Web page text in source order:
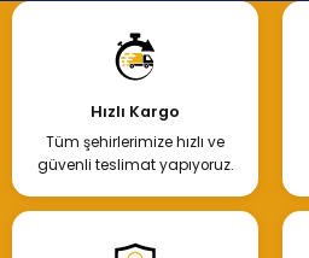
Hızlı Kargo
Tüm şehirlerimize hızlı ve
güvenli teslimat yapıyoruz.